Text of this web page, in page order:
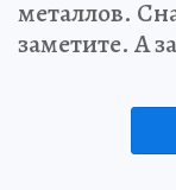
металлов.
заметите. А